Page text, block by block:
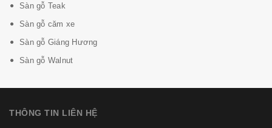
Sàn gỗ Teak
Sàn gỗ căm xe
Sàn gỗ Giáng Hương
Sàn gỗ Walnut
THÔNG TIN LIÊN HỆ